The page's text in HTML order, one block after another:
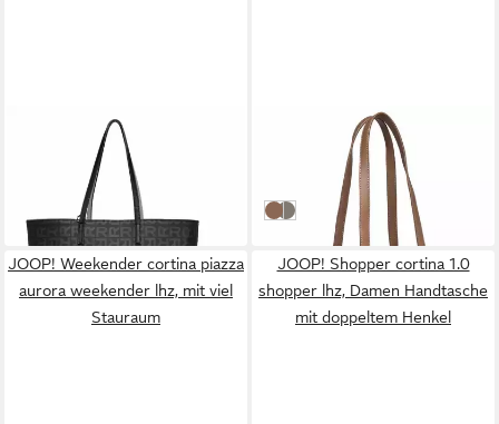
UVP 129,00 €
in 2-3 Werktagen bei dir
Schultertasche
in 2-3 Werktagen bei dir
Dirty Pale Beige
Cement Grey
JOOP! Weekender cortina piazza
aurora weekender lhz, mit viel
Stauraum
JOOP! Shopper cortina 1.0
shopper lhz, Damen Handtasche
mit doppeltem Henkel